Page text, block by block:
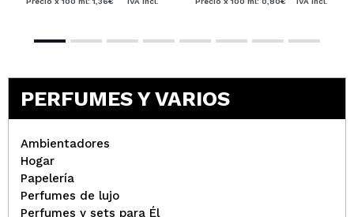
PERFUMES Y VARIOS
Ambientadores
Hogar
Papelería
Perfumes de lujo
Perfumes y sets para Él